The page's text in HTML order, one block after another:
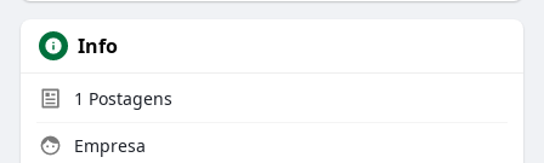
Info
1 Postagens
Empresa